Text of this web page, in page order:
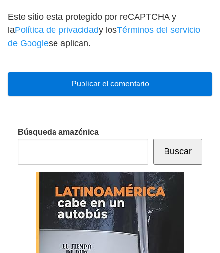
Este sitio esta protegido por reCAPTCHA y
laPolítica de privacidady losTérminos del servicio
de Googlese aplican.
Búsqueda amazónica
Buscar